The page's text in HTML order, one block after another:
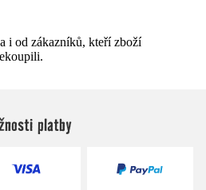
i od zákazníků, kteří zboží
platby